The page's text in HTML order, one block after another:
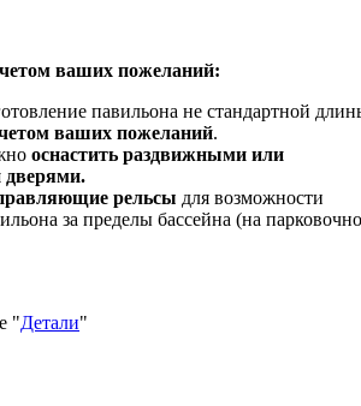
ваших пожеланий:
павильона не стандартной
ваших пожеланий.
оснастить раздвижными или
рельсы для возможности
за пределы бассейна (на
"Детали"